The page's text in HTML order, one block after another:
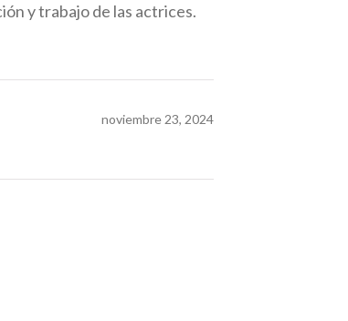
y trabajo de las actrices.
noviembre 23, 2024